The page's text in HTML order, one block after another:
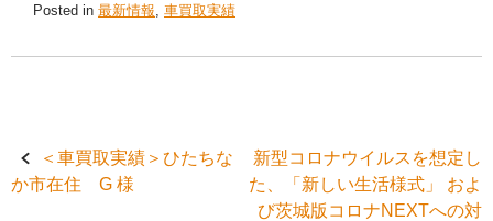
Posted in 最新情報 車買取実績
Post
navigation
＜車買取実績＞ひたちな
か市在住 G 様
新型コロナウイルスを想定し
た、「新しい生活様式」 およ
び茨城版コロナNEXTへの対